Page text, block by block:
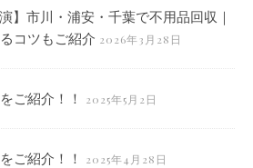
】市川・浦安・千葉で不用品回収｜
コツもご紹介 2026年3月28日
ご紹介！！ 2025年5月2日
ご紹介！！ 2025年4月28日